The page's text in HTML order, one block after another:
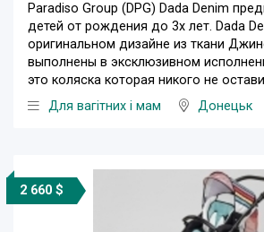
Paradiso Group (DPG) Dada Denim
детей от рождения до 3х лет. Dada
оригинальном дизайне из ткани
выполнены в эксклюзивном
это коляска которая никого не
Для вагітних і мам
Донецьк
2 660 $